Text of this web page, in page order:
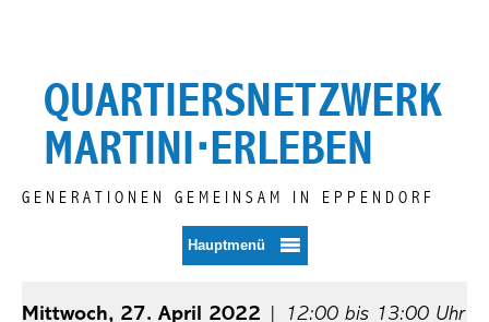
springen
QUARTIERSNETZWERK
MARTINI⋅ERLEBEN
GENERATIONEN GEMEINSAM IN EPPENDORF
Hauptmenü
Mittwoch, 27. April 2022 12:00 bis 13:00 Uhr